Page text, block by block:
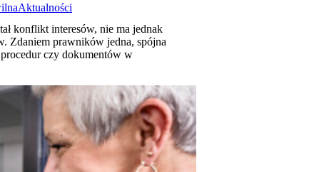
Aktualności
konflikt interesów, nie ma jednak
Zdaniem prawników jedna, spójna
czy dokumentów w